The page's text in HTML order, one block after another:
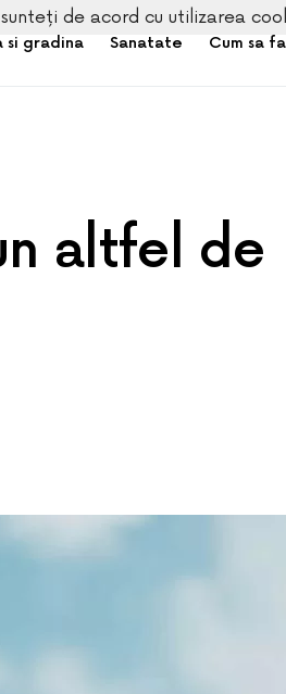
si gradina Sanatate Cum sa
altfel de
de acord cu utilizarea